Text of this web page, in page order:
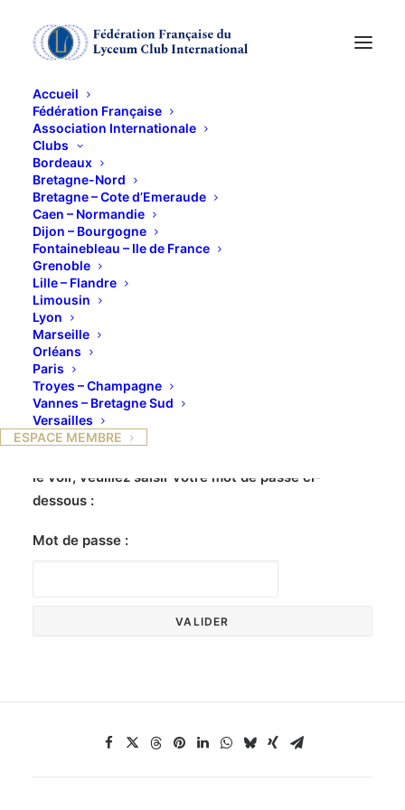
Accueil
Fédération Française
Association Internationale
Clubs
Bordeaux
Bretagne-Nord
Bretagne – Cote d’Emeraude
Caen – Normandie
Dijon – Bourgogne
Fontainebleau – Ile de France
Grenoble
Lille – Flandre
Limousin
Lyon
Marseille
Orléans
Paris
Troyes – Champagne
Vannes – Bretagne Sud
Versailles
ESPACE MEMBRE
"Le château des
photographes" : la
forteresse médiévale
de Caen revisitée
le voir, veuillez saisir votre mot de passe ci-
dessous :
Mot de passe :